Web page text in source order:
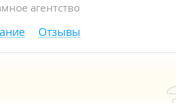
агентство
Отзывы